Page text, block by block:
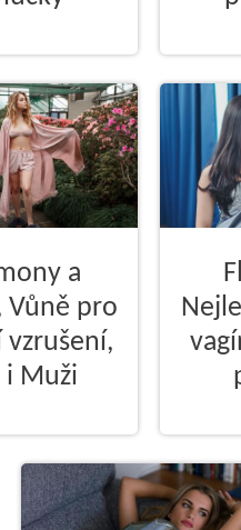
a
Vůně pro
vzrušení,
i Muži